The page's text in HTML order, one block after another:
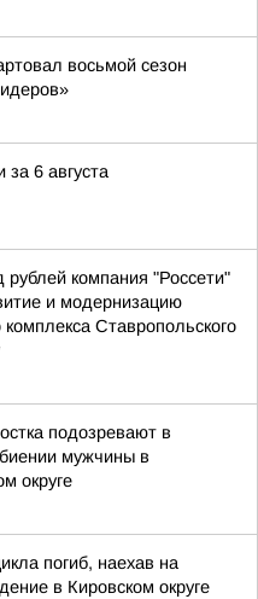
восьмой сезон
за 6 августа
компания "Россети"
и модернизацию
комплекса Ставропольского
подозревают в
мужчины в
округе
погиб, наехав на
в Кировском округе